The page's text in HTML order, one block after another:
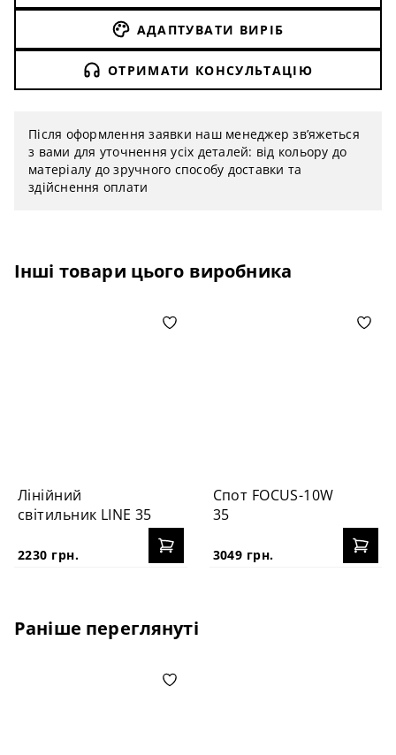
АДАПТУВАТИ ВИРІБ
ОТРИМАТИ КОНСУЛЬТАЦІЮ
Після оформлення заявки наш менеджер зв’яжеться
з вами для уточнення усіх деталей: від кольору до
матеріалу до зручного способу доставки та
здійснення оплати
Інші товари цього виробника
Лінійний
світильник LINE 35
2230 грн.
Спот FOCUS-10W
35
3049 грн.
Раніше переглянуті